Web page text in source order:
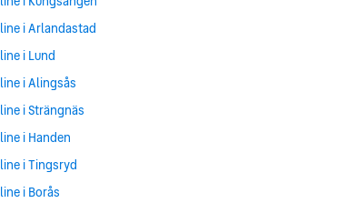
i Arlandastad
i Lund
i Alingsås
i Strängnäs
i Handen
i Tingsryd
i Borås